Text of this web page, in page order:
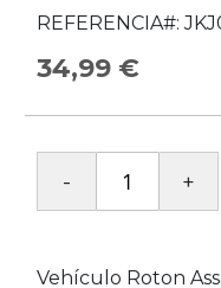
REFERENCIA#:
34,99 €
Vehículo Roton